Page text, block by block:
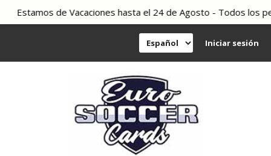
Estamos de Vacaciones hasta el 24 de Agosto - Todos los
Iniciar sesión